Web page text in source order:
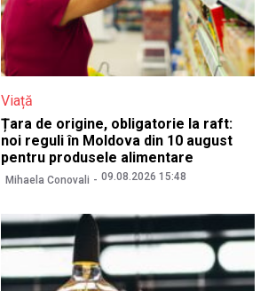
Viață
Țara de origine, obligatorie la raft:
noi reguli în Moldova din 10 august
pentru produsele alimentare
Mihaela Conovali 09.08.2026 15:48